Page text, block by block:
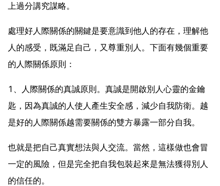
上過分講究謀略。
處理好人際關係的關鍵是要意識到他人的存在，理解他
人的感受，既滿足自己，又尊重別人。下面有幾個重要
的人際關係原則：
1、人際關係的真誠原則。真誠是開啟別人心靈的金鑰
匙，因為真誠的人使人產生安全感，減少自我防衛。越
是好的人際關係越需要關係的雙方暴露一部分自我。
也就是把自己真實想法與人交流。當然，這樣做也會冒
一定的風險，但是完全把自我包裝起來是無法獲得別人
的信任的。